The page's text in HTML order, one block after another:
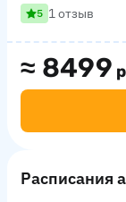
≈ 8499
5 1 отзыв
Расписания